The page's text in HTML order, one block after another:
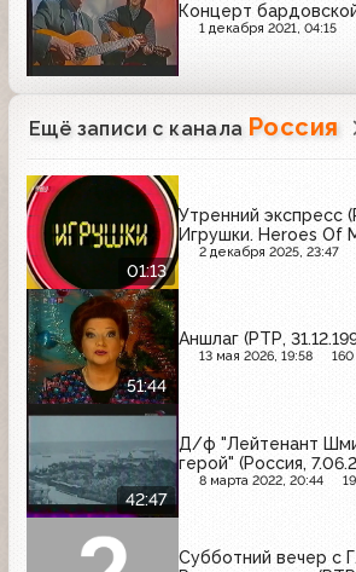
Концерт
1 декабря 2021, 04:15
Ещё записи с канала Россия
01:13
Утренний экспресс
Игрушки. Heroes Of
2 декабря 2025, 23:47
51:44
Аншлаг (РТР,
13 мая 2026, 19:58 160
42:47
Д/ф "Лейтенант
герой" (Россия,
8 марта 2022, 20:44
Субботний вечер с